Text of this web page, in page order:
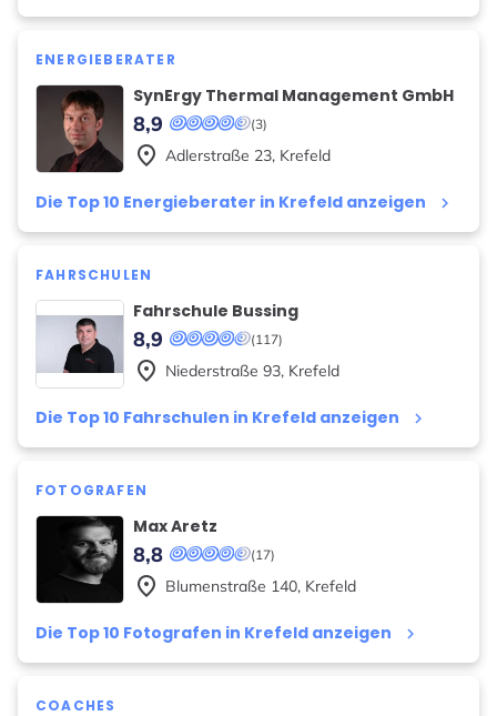
ENERGIEBERATER
SynErgy Thermal Management GmbH
(3)
8,9
Die Top 10 Energieberater in Krefeld anzeigen keyboard_arrow_right
place Adlerstraße 23, Krefeld
FAHRSCHULEN
Fahrschule Bussing
(117)
8,9
Die Top 10 Fahrschulen in Krefeld anzeigen keyboard_arrow_right
place Niederstraße 93, Krefeld
FOTOGRAFEN
Max Aretz
(17)
8,8
Die Top 10 Fotografen in Krefeld anzeigen keyboard_arrow_right
place Blumenstraße 140, Krefeld
COACHES